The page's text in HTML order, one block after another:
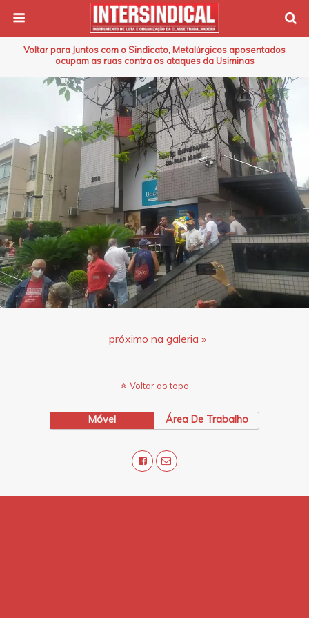
Voltar para Juntos com o Sindicato, Metalúrgicos aposentados
ocupam as ruas contra os ataques da Usiminas
próximo na galeria »
Voltar ao topo
Móvel Área De Trabalho